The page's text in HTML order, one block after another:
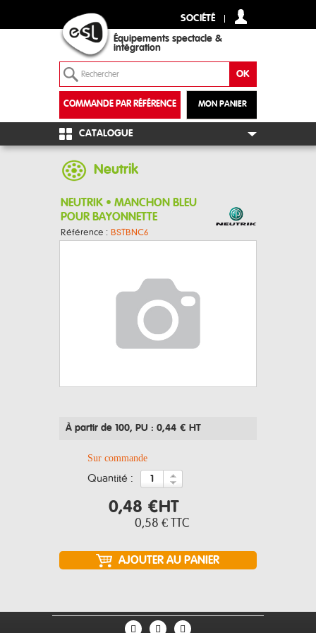
SOCIÉTÉ
Équipements spectacle &
intégration
MON PANIER
COMMANDE PAR RÉFÉRENCE
+
CATALOGUE
Neutrik
NEUTRIK • MANCHON BLEU
POUR BAYONNETTE
Référence : BSTBNC6
À partir de 100, PU : 0,44 € HT
Sur commande
quantité :
0,48 €HT
0,58 € TTC